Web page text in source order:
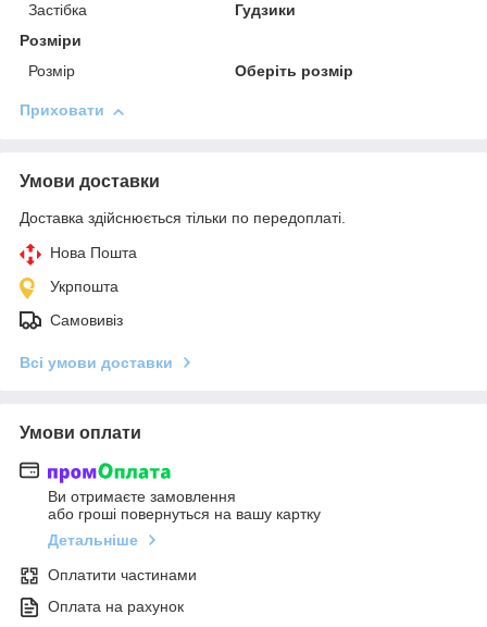
Застібка
Гудзики
Розміри
Розмір
Оберіть розмір
Приховати
Умови доставки
Доставка здійснюється тільки по передоплаті.
Нова Пошта
Укрпошта
Самовивіз
Всі умови доставки
Умови оплати
Ви отримаєте замовлення
або гроші повернуться на вашу картку
Детальніше
Оплатити частинами
Оплата на рахунок